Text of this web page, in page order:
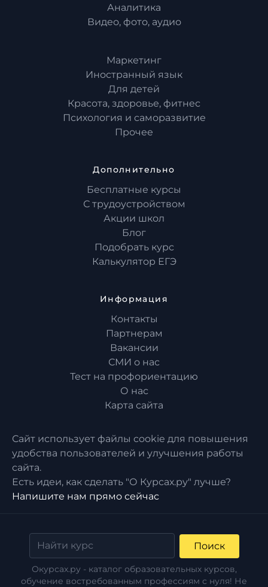
Аналитика
Видео, фото, аудио
Маркетинг
Иностранный язык
Для детей
Красота, здоровье, фитнес
Психология и саморазвитие
Прочее
Дополнительно
Бесплатные курсы
С трудоустройством
Акции школ
Блог
Подобрать курс
Калькулятор ЕГЭ
Информация
Контакты
Партнерам
Вакансии
СМИ о нас
Тест на профориентацию
О нас
Карта сайта
Сайт использует файлы cookie для повышения
удобства пользователей и улучшения работы
сайта.
Есть идеи, как сделать "О Курсах.ру" лучше?
Напишите нам прямо сейчас
Поиск
Окурсах.ру - каталог образовательных курсов,
обучение востребованным профессиям с нуля! Не